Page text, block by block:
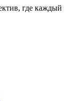
где каждый